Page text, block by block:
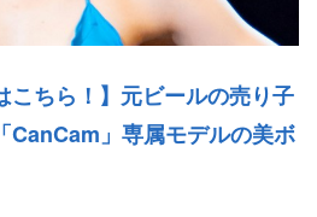
こちら！】元ビールの売り子
」専属モデルの美ボ